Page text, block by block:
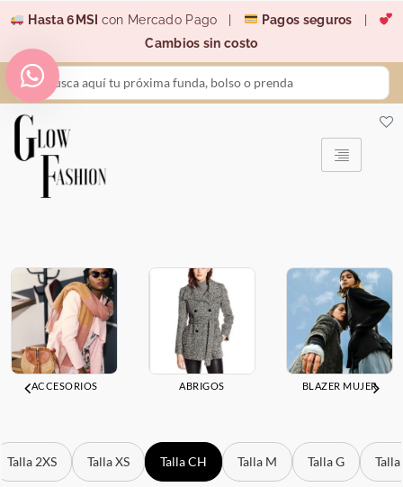
contenido
Hasta 6MSI con Mercado Pago | Pagos seguros
Cambios sin costo
Search
...
ACCESORIOS ABRIGOS BLAZER MUJER
Talla 2XS Talla XS Talla CH Talla M Talla G Talla